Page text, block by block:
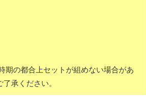
期の都合上セットが組めない場合があ
承ください。